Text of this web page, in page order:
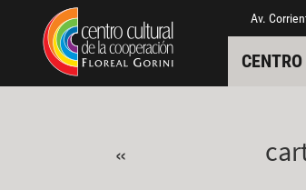
Pasar al contenido principal
Jump to main content Av.
«